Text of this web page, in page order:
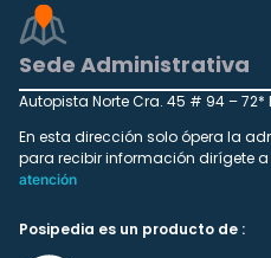
Sede Administrativa
Autopista Norte Cra. 45 # 94 – 72*
En esta dirección solo ópera la
para recibir información dirígete a
atención
Posipedia es un producto de :